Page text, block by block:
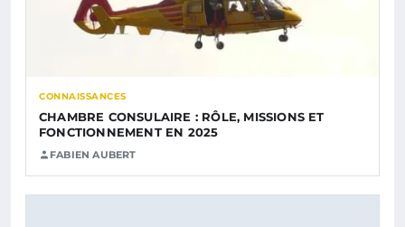
CONNAISSANCES
CHAMBRE CONSULAIRE : RÔLE, MISSIONS ET
FONCTIONNEMENT EN 2025
FABIEN AUBERT